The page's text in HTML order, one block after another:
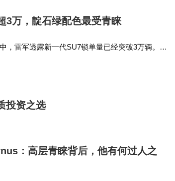
3万，靛石绿配色最受青睐
，雷军透露新一代SU7锁单量已经突破3万辆。他
投资之选
：高层青睐背后，他有何过人之